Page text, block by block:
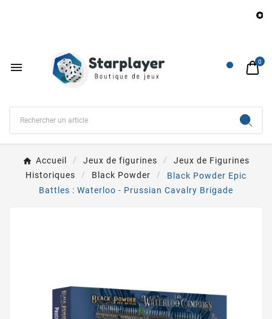

 0
Accueil Jeux de figurines
Jeux de Figurines
Historiques
Black Powder
Black Powder Epic
Battles : Waterloo - Prussian Cavalry Brigade